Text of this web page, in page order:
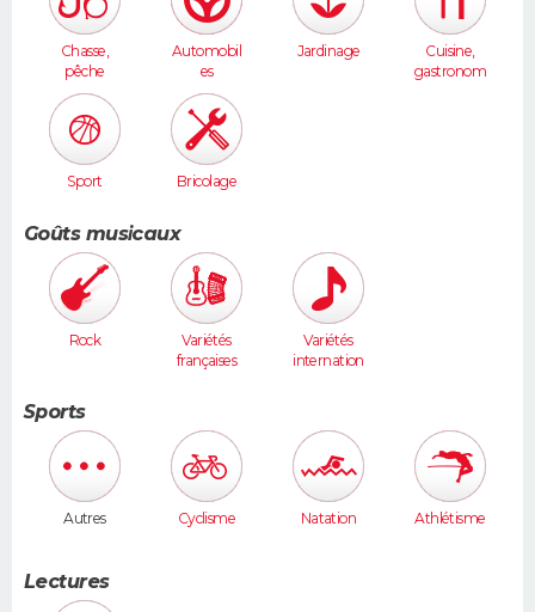
Chasse,
pêche
Automobil
es
Jardinage
Cuisine,
gastronom
Sport Bricolage
Goûts musicaux
Rock
Variétés
françaises
Variétés
internation
Sports
Autres Cyclisme Natation Athlétisme
Lectures